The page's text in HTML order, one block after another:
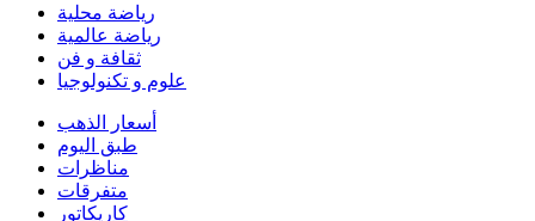
رياضة محلية
رياضة عالمية
ثقافة و فن
علوم و تكنولوجيا
أسعار الذهب
طبق اليوم
مناظرات
متفرقات
كاريكاتور